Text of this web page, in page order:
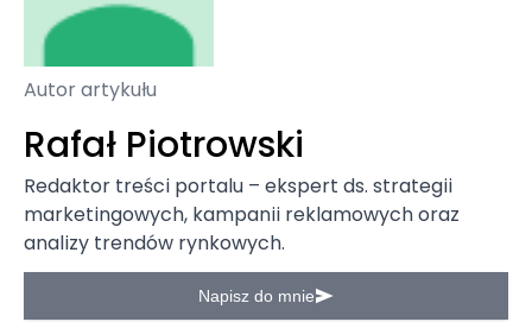
Autor artykułu
Rafał Piotrowski
Redaktor treści portalu – ekspert ds. strategii
marketingowych, kampanii reklamowych oraz
analizy trendów rynkowych.
Napisz do mnie